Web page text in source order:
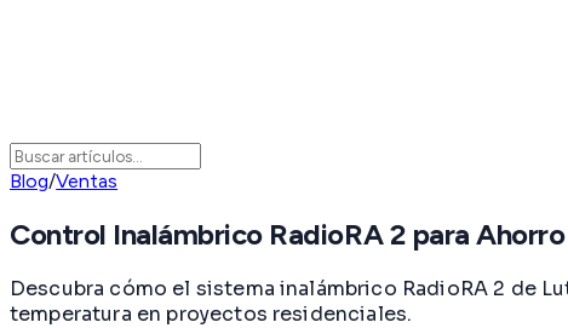
Blog/Ventas
Control Inalámbrico RadioRA 2 para
Descubra cómo el sistema inalámbrico RadioRA 2 de
temperatura en proyectos residenciales.